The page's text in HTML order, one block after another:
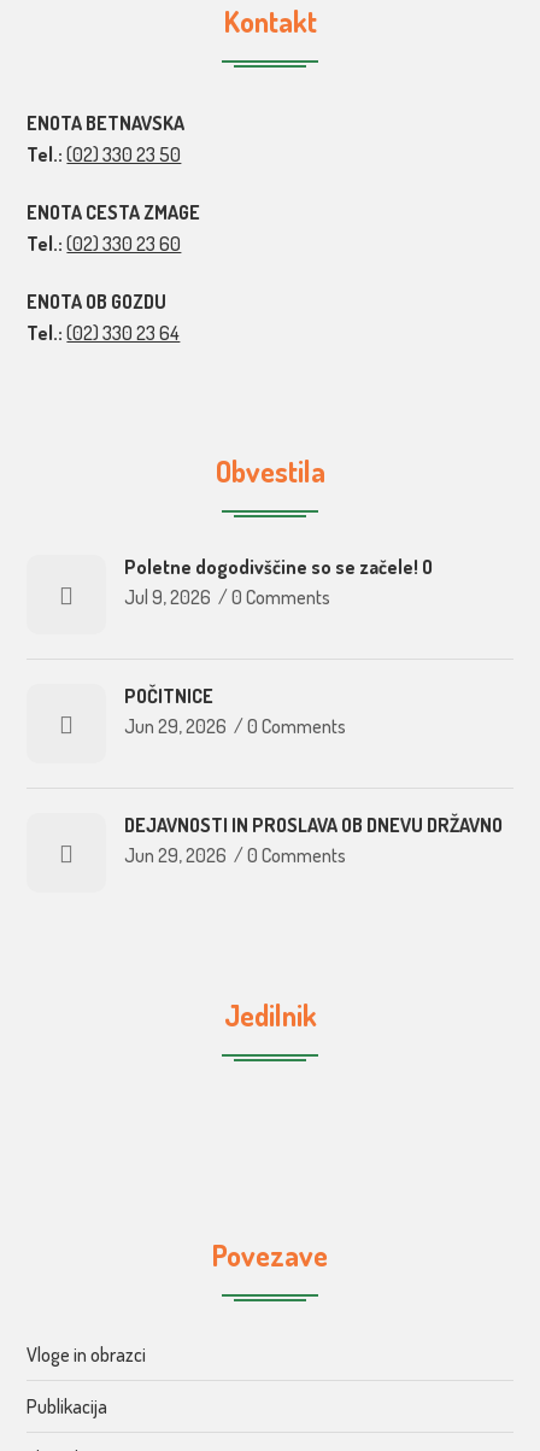
Kontakt
ENOTA BETNAVSKA
Tel.: (02) 330 23 50
ENOTA CESTA ZMAGE
Tel.: (02) 330 23 60
ENOTA OB GOZDU
Tel.: (02) 330 23 64
Obvestila
Poletne dogodivščine so se začele! O
Jul 9, 2026 /0 Comments
POČITNICE
Jun 29, 2026 /0 Comments
DEJAVNOSTI IN PROSLAVA OB DNEVU DRŽAVNO
Jun 29, 2026 /0 Comments
Jedilnik
Povezave
Vloge in obrazci
Publikacija